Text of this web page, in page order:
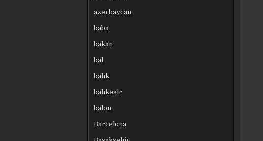
azerbaycan
baba
bakan
bal
balık
balıkesir
balon
Barcelona